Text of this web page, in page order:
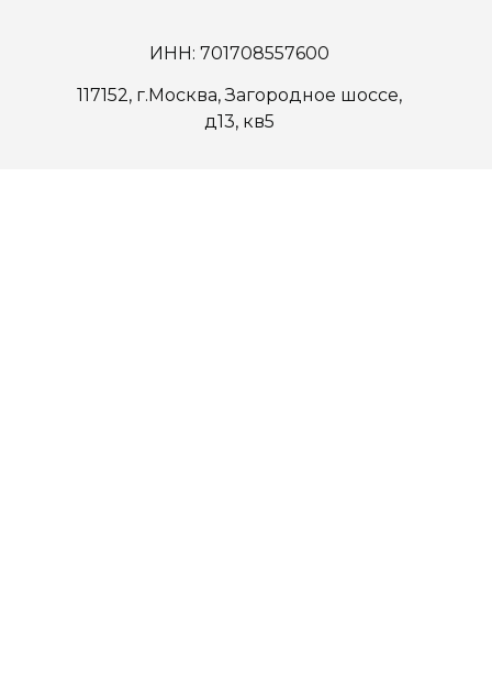
ИНН: 701708557600
117152, г.Москва, Загородное шоссе,
д13, кв5